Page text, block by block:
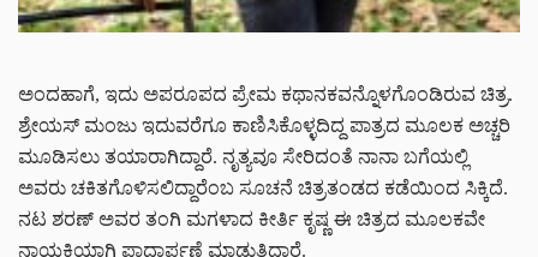
ಅಂದಹಾಗೆ, ಇದು ಅಪರೂಪದ ಪ್ರೇಮ ಕಥಾನಕವನ್ನೊಳಗೊಂಡಿರುವ ಚಿತ್ರ.
ಶ್ರೇಯಸ್ ಮಂಜು ಇದುವರೆಗೂ ಕಾಣಿಸಿಕೊಳ್ಳದಿದ್ದ ಪಾತ್ರದ ಮೂಲಕ ಅಚ್ಚರಿ
ಮೂಡಿಸಲು ತಯಾರಾಗಿದ್ದಾರೆ. ನೃತ್ಯವೂ ಸೇರಿದಂತೆ ನಾನಾ ಬಗೆಯಲ್ಲಿ
ಅವರು ಚಕಿತಗೊಳಿಸಲಿದ್ದಾರೆಂಬ ಸೂಚನೆ ಚಿತ್ರತಂಡದ ಕಡೆಯಿಂದ ಸಿಕ್ಕಿದೆ.
ನಟ ಶರಣ್ ಅವರ ತಂಗಿ ಮಗಳಾದ ಕೀರ್ತಿ ಕೃಷ್ಣ ಈ ಚಿತ್ರದ ಮೂಲಕವೇ
ನಾಯಕಿಯಾಗಿ ಪಾದಾರ್ಪಣೆ ಮಾಡುತ್ತಿದ್ದಾರೆ.